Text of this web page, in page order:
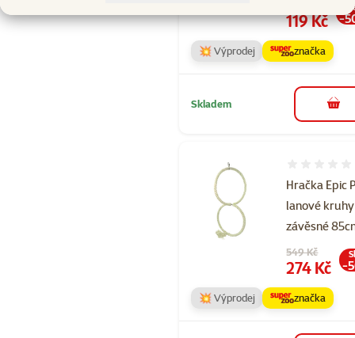
Cena
119 Kč -
💥 Výprodej značka
Skladem do
Hračka Epic
lanové kruhy
závěsné
Původní cena
549 Kč
Cena
274 Kč -
💥 Výprodej značka